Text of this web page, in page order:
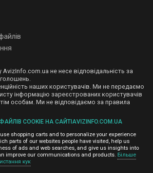
AvizInfo.com.ua не несе відповідальність за
наших користувачів. Ми не передаємо
інформацію зареєстрованих користувачів
особам. Ми не відповідаємо за правила
сайту представлена реклама Google
Network. Щоб дізнатися детальніше про
Googleнатисніть тут.
COOKIE НА САЙТІAVIZINFO.COM.UA
shopping carts and to personalize your experience
parts of our websites people have visited, help us
of ads and web searches, and give us insights into
improve our communications and products. Більше
кук